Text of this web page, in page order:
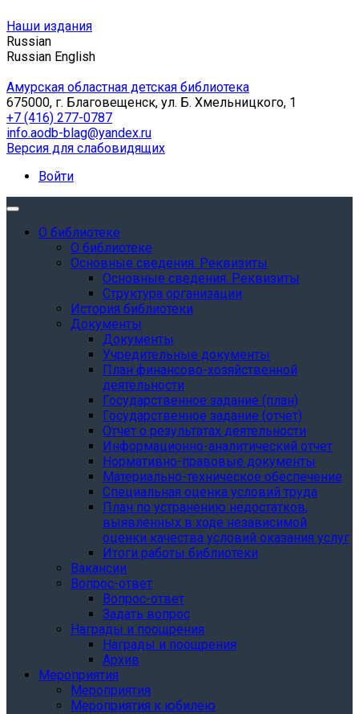
Наши издания
Russian
Russian English
Амурская областная детская библиотека
675000, г. Благовещенск, ул. Б. Хмельницкого, 1
+7 (416) 277-0787
info.aodb-blag@yandex.ru
Версия для слабовидящих
Войти
О библиотеке
О библиотеке
Основные сведения. Реквизиты
Основные сведения. Реквизиты
Структура организации
История библиотеки
Документы
Документы
Учредительные документы
План финансово-хозяйственной
деятельности
Государственное задание (план)
Государственное задание (отчет)
Отчет о результатах деятельности
Информационно-аналитический отчет
Нормативно-правовые документы
Материально-техническое обеспечение
Специальная оценка условий труда
План по устранению недостатков,
выявленных в ходе независимой
оценки качества условий оказания услуг
Итоги работы библиотеки
Вакансии
Вопрос-ответ
Вопрос-ответ
Задать вопрос
Награды и поощрения
Награды и поощрения
Архив
Мероприятия
Мероприятия
Мероприятия к юбилею